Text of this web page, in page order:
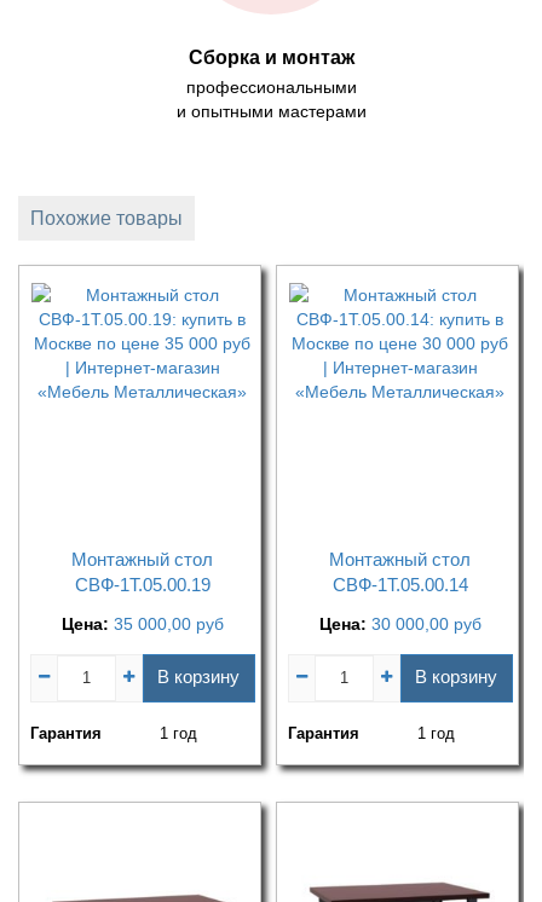
Сборка и монтаж
профессиональными
и опытными мастерами
Похожие товары
Монтажный стол
СВФ-1Т.05.00.19
Цена: 35 000,00 руб
В корзину
Гарантия 1 год
Монтажный стол
СВФ-1Т.05.00.14
Цена: 30 000,00 руб
В корзину
Гарантия 1 год